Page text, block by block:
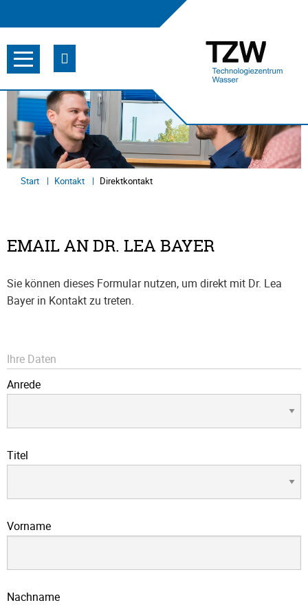
Start Kontakt Direktkontakt
EMAIL AN DR. LEA BAYER
Sie können dieses Formular nutzen, um direkt mit Dr. Lea
Bayer in Kontakt zu treten.
Ihre Daten
Anrede
Titel
Vorname
Nachname